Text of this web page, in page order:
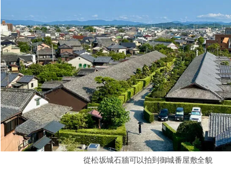
從松坂城石牆可以拍到御城番屋敷全貌